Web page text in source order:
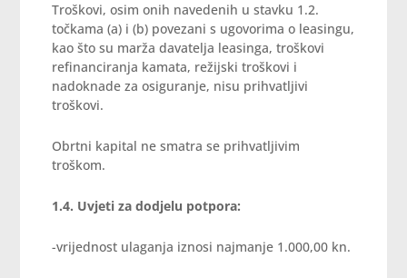
Troškovi, osim onih navedenih u stavku 1.2.
točkama (a) i (b) povezani s ugovorima o leasingu,
kao što su marža davatelja leasinga, troškovi
refinanciranja kamata, režijski troškovi i
nadoknade za osiguranje, nisu prihvatljivi
troškovi.
Obrtni kapital ne smatra se prihvatljivim
troškom.
1.4. Uvjeti za dodjelu potpora:
-vrijednost ulaganja iznosi najmanje 1.000,00 kn.